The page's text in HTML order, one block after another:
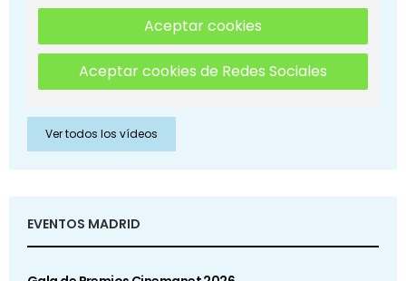
Aceptar cookies
Aceptar cookies de Redes Sociales
Ver todos los vídeos
EVENTOS MADRID